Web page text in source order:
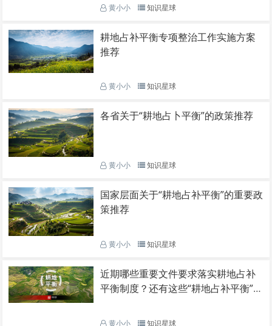
黄小小 知识星球
耕地占补平衡专项整治工作实施方案
推荐
黄小小 知识星球
各省关于“耕地占卜平衡”的政策推荐
黄小小 知识星球
国家层面关于“耕地占补平衡”的重要政
策推荐
黄小小 知识星球
近期哪些重要文件要求落实耕地占补
平衡制度？还有这些“耕地占补平衡”相
黄小小 知识星球